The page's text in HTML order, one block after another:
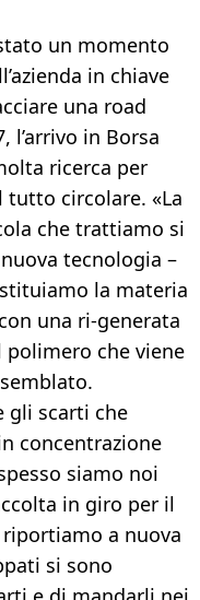
un momento
in chiave
una road
l’arrivo in Borsa
ricerca per
tutto circolare. «La
che trattiamo si
tecnologia –
la materia
una ri-generata
che viene
gli scarti che
concentrazione
siamo noi
in giro per il
a nuova
si sono